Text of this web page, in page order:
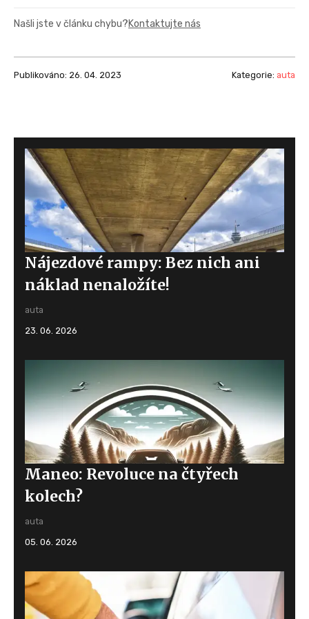
Našli jste v článku chybu?Kontaktujte nás
Publikováno: 26. 04. 2023 Kategorie: auta
Nájezdové rampy: Bez nich ani
náklad nenaložíte!
auta
23. 06. 2026
Maneo: Revoluce na čtyřech
kolech?
auta
05. 06. 2026